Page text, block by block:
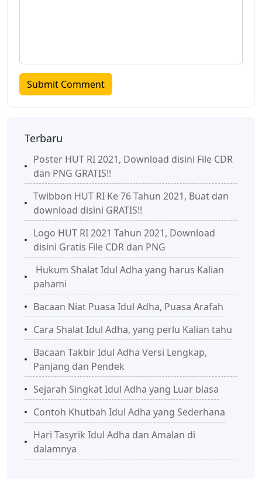
Terbaru
Poster HUT RI 2021, Download disini File CDR
dan PNG GRATIS!!
Twibbon HUT RI Ke 76 Tahun 2021, Buat dan
download disini GRATIS!!
Logo HUT RI 2021 Tahun 2021, Download
disini Gratis File CDR dan PNG
Hukum Shalat Idul Adha yang harus Kalian
pahami
Bacaan Niat Puasa Idul Adha, Puasa Arafah
Cara Shalat Idul Adha, yang perlu Kalian tahu
Bacaan Takbir Idul Adha Versi Lengkap,
Panjang dan Pendek
Sejarah Singkat Idul Adha yang Luar biasa
Contoh Khutbah Idul Adha yang Sederhana
Hari Tasyrik Idul Adha dan Amalan di
dalamnya